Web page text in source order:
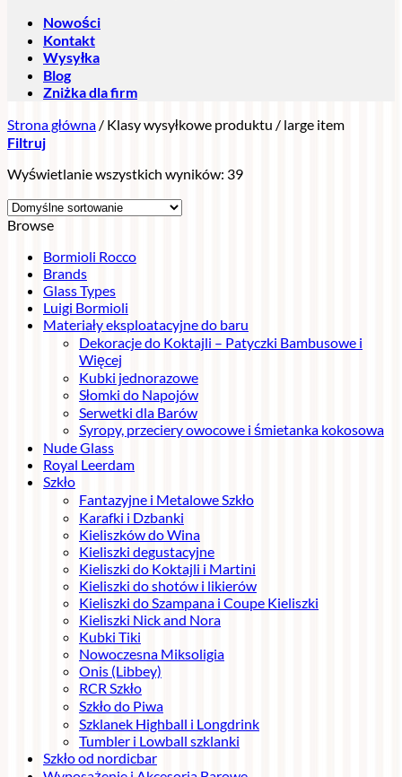
Nowości
Kontakt
Wysyłka
Blog
Zniżka dla firm
Strona główna / Klasy wysyłkowe produktu / large item
Filtruj
Wyświetlanie wszystkich wyników: 39
Browse
Bormioli Rocco
Brands
Glass Types
Luigi Bormioli
Materiały eksploatacyjne do baru
Dekoracje do Koktajli – Patyczki Bambusowe i
Więcej
Kubki jednorazowe
Słomki do Napojów
Serwetki dla Barów
Syropy, przeciery owocowe i śmietanka kokosowa
Nude Glass
Royal Leerdam
Szkło
Fantazyjne i Metalowe Szkło
Karafki i Dzbanki
Kieliszków do Wina
Kieliszki degustacyjne
Kieliszki do Koktajli i Martini
Kieliszki do shotów i likierów
Kieliszki do Szampana i Coupe Kieliszki
Kieliszki Nick and Nora
Kubki Tiki
Nowoczesna Miksoligia
Onis (Libbey)
RCR Szkło
Szkło do Piwa
Szklanek Highball i Longdrink
Tumbler i Lowball szklanki
Szkło od nordicbar